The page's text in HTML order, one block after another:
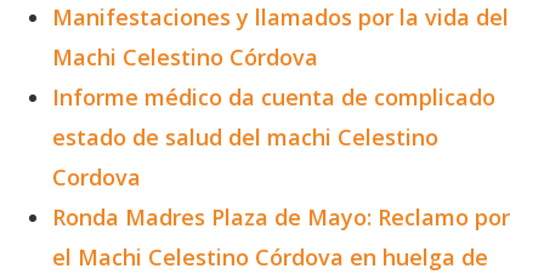
Manifestaciones y llamados por la vida del
Machi Celestino Córdova
Informe médico da cuenta de complicado
estado de salud del machi Celestino
Cordova
Ronda Madres Plaza de Mayo: Reclamo por
el Machi Celestino Córdova en huelga de